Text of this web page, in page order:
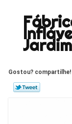
Gostou? compartilhe!